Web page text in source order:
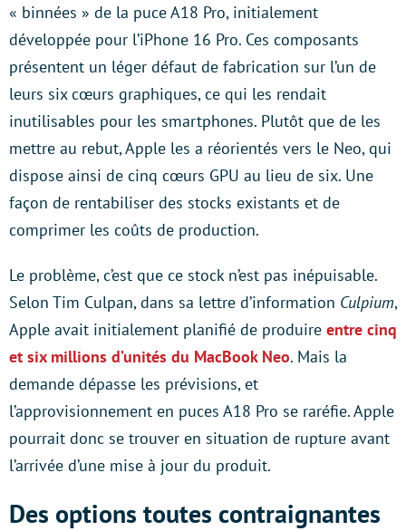
« binnées » de la puce A18 Pro, initialement
développée pour l’iPhone 16 Pro. Ces composants
présentent un léger défaut de fabrication sur l’un de
leurs six cœurs graphiques, ce qui les rendait
inutilisables pour les smartphones. Plutôt que de les
mettre au rebut, Apple les a réorientés vers le Neo, qui
dispose ainsi de cinq cœurs GPU au lieu de six. Une
façon de rentabiliser des stocks existants et de
comprimer les coûts de production.
Le problème, c’est que ce stock n’est pas inépuisable.
Selon Tim Culpan, dans sa lettre d’information Culpium,
Apple avait initialement planifié de produire entre cinq
et six millions d’unités du MacBook Neo. Mais la
demande dépasse les prévisions, et
l’approvisionnement en puces A18 Pro se raréfie. Apple
pourrait donc se trouver en situation de rupture avant
l’arrivée d’une mise à jour du produit.
Des options toutes contraignantes